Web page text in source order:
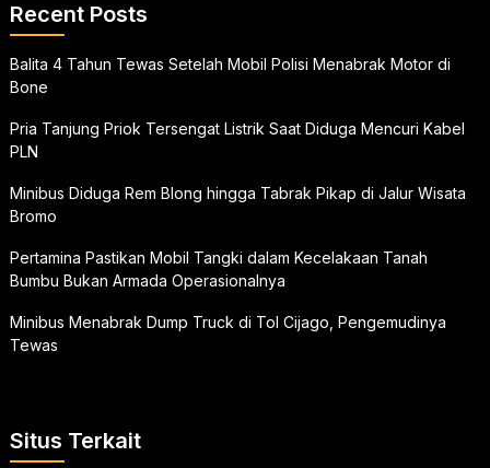
Recent Posts
Balita 4 Tahun Tewas Setelah Mobil Polisi Menabrak Motor di
Bone
Pria Tanjung Priok Tersengat Listrik Saat Diduga Mencuri Kabel
PLN
Minibus Diduga Rem Blong hingga Tabrak Pikap di Jalur Wisata
Bromo
Pertamina Pastikan Mobil Tangki dalam Kecelakaan Tanah
Bumbu Bukan Armada Operasionalnya
Minibus Menabrak Dump Truck di Tol Cijago, Pengemudinya
Tewas
Situs Terkait